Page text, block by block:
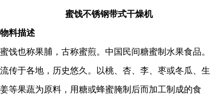
蜜饯不锈钢带式干燥机
物料描述
蜜饯也称果脯，古称蜜煎。中国民间糖蜜制水果食品。
流传于各地，历史悠久。以桃、杏、李、枣或冬瓜、生
姜等果蔬为原料，用糖或蜂蜜腌制后而加工制成的食